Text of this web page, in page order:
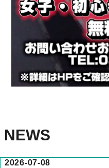
NEWS
2026-07-08